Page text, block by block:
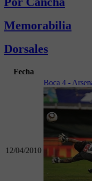
Memorabilia
Dorsales
Fecha
12/04/2010
Boca 4 -